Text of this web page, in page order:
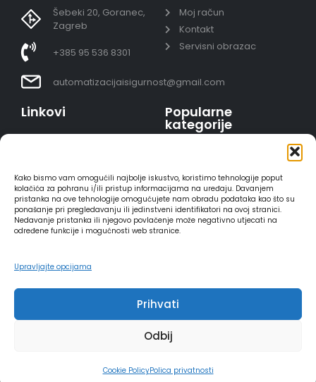
Kako bismo vam omogućili najbolje iskustvo, koristimo tehnologije poput
kolačića za pohranu i/ili pristup informacijama na uređaju. Davanjem
pristanka na ove tehnologije omogućujete nam obradu podataka kao što su
ponašanje pri pregledavanju ili jedinstveni identifikatori na ovoj stranici.
Nedavanje pristanka ili njegovo povlačenje može negativno utjecati na
određene funkcije i mogućnosti web stranice.
Upravljajte opcijama
Prihvati
Odbij
Cookie PolicyPolica privatnosti
Šebeki 20, Goranec,
Zagreb
+385 95 536 8301
automatizacijaisigurnost@gmail.com
Moj račun
Kontakt
Servisni obrazac
Linkovi
Sigurno plaćanje
karticama
Dostava
Načini plaćanja
Raskid ugovora
Popularne
kategorije
Video nadzor - kompleti
AJAX alarmi
HIKVISION portafoni
REOLINK kamere
DVC portafoni
2025 - Automatizacija i sigurnost
INSERTIOWEB